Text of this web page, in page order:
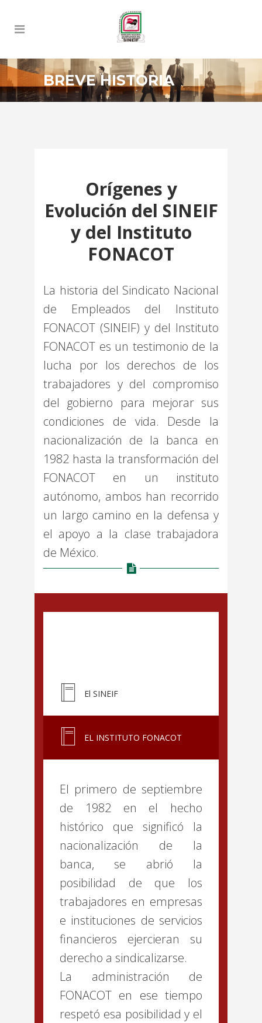
BREVE HISTORIA
Orígenes y
Evolución del SINEIF
y del Instituto
FONACOT
La historia del Sindicato Nacional
de Empleados del Instituto
FONACOT (SINEIF) y del Instituto
FONACOT es un testimonio de la
lucha por los derechos de los
trabajadores y del compromiso
del gobierno para mejorar sus
condiciones de vida. Desde la
nacionalización de la banca en
1982 hasta la transformación del
FONACOT en un instituto
autónomo, ambos han recorrido
un largo camino en la defensa y
el apoyo a la clase trabajadora
de México.
El SINEIF
EL INSTITUTO FONACOT
El primero de septiembre
de 1982 en el hecho
histórico que significó la
nacionalización de la
banca, se abrió la
posibilidad de que los
trabajadores en empresas
e instituciones de servicios
financieros ejercieran su
derecho a sindicalizarse.
La administración de
FONACOT en ese tiempo
respetó esa posibilidad y el